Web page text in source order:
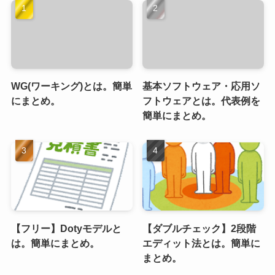
WG(ワーキング)とは。簡単
にまとめ。
基本ソフトウェア・応用ソ
フトウェアとは。代表例を
簡単にまとめ。
【フリー】Dotyモデルと
は。簡単にまとめ。
【ダブルチェック】2段階
エディット法とは。簡単に
まとめ。